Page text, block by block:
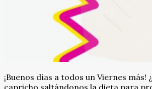
¡Buenos días a todos un Viernes